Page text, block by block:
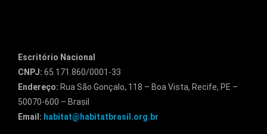
Escritório Nacional
CNPJ: 65.171.860/0001-33
Endereço: Rua São Gonçalo, 118 – Boa Vista, Recife, PE –
50070-600 – Brasil
Email: habitat@habitatbrasil.org.br